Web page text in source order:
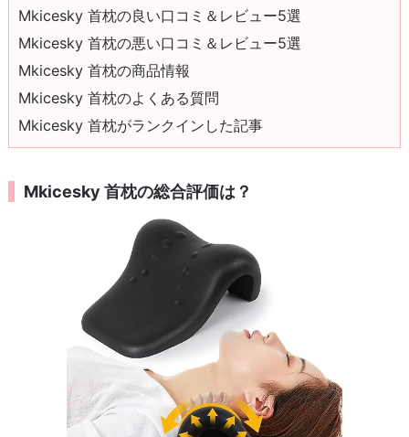
Mkicesky 首枕の良い口コミ＆レビュー5選
Mkicesky 首枕の悪い口コミ＆レビュー5選
Mkicesky 首枕の商品情報
Mkicesky 首枕のよくある質問
Mkicesky 首枕がランクインした記事
Mkicesky 首枕の総合評価は？